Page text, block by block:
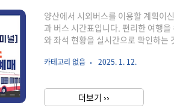
양산에서 시외버스를 이용할 계획이
과 버스 시간표입니다. 편리한 여행
와 좌석 현황을 실시간으로 확인하는
한, 예매 변경이나 취소가 필요할 때
기 시외버스 예매와 시간표 조회방법
간편하게 할 수 있습니다. 아래의 순
카테고리 없음 2025. 1. 12.
더보기 ››